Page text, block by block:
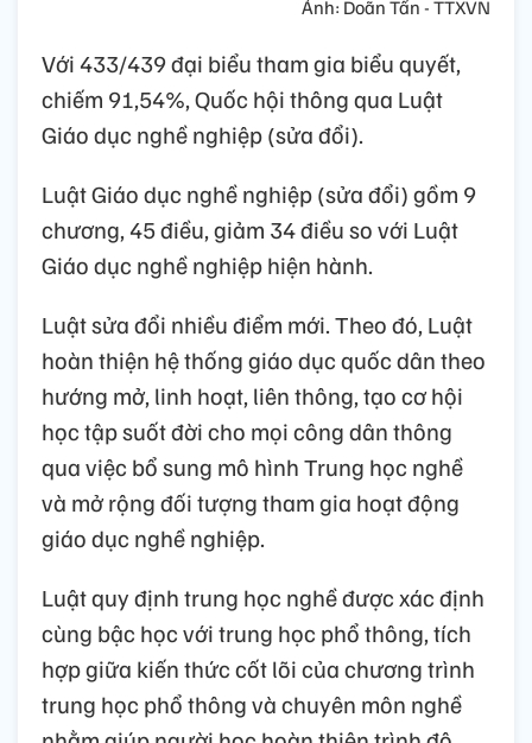
Ảnh: Doãn Tấn - TTXVN
Với 433/439 đại biểu tham gia biểu quyết,
chiếm 91,54%, Quốc hội thông qua Luật
Giáo dục nghề nghiệp (sửa đổi).
Luật Giáo dục nghề nghiệp (sửa đổi) gồm 9
chương, 45 điều, giảm 34 điều so với Luật
Giáo dục nghề nghiệp hiện hành.
Luật sửa đổi nhiều điểm mới. Theo đó, Luật
hoàn thiện hệ thống giáo dục quốc dân theo
hướng mở, linh hoạt, liên thông, tạo cơ hội
học tập suốt đời cho mọi công dân thông
qua việc bổ sung mô hình Trung học nghề
và mở rộng đối tượng tham gia hoạt động
giáo dục nghề nghiệp.
Luật quy định trung học nghề được xác định
cùng bậc học với trung học phổ thông, tích
hợp giữa kiến thức cốt lõi của chương trình
trung học phổ thông và chuyên môn nghề